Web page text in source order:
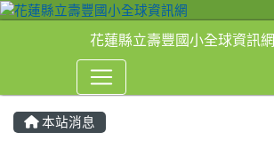
花蓮縣立壽豐國小全球資訊網
本站消息